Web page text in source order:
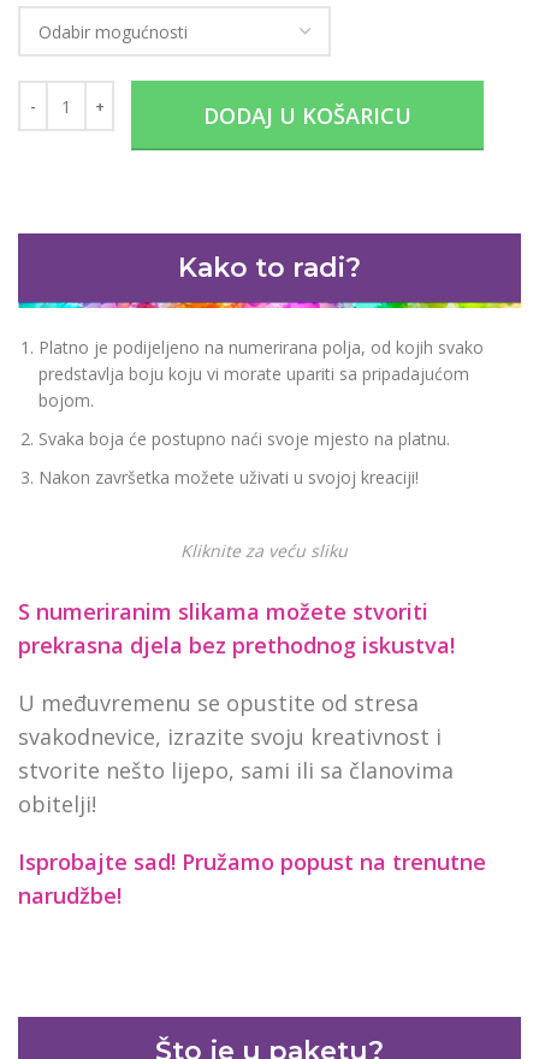
DODAJ U KOŠARICU
Kako to radi?
Platno je podijeljeno na numerirana polja, od kojih svako
predstavlja boju koju vi morate upariti sa pripadajućom
bojom.
Svaka boja će postupno naći svoje mjesto na platnu.
Nakon završetka možete uživati u svojoj kreaciji!
Kliknite za veću sliku
S numeriranim slikama možete stvoriti
prekrasna djela bez prethodnog iskustva!
U međuvremenu se opustite od stresa
svakodnevice, izrazite svoju kreativnost i
stvorite nešto lijepo, sami ili sa članovima
obitelji!
Isprobajte sad! Pružamo popust na trenutne
narudžbe!
Što je u paketu?